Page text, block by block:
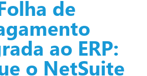
de
ao ERP:
o NetSuite